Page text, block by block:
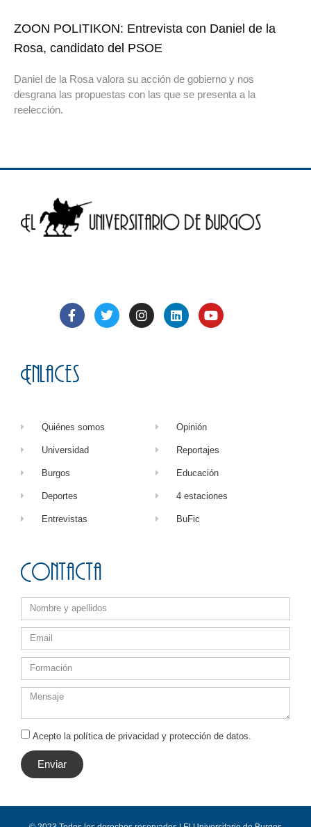
ZOON POLITIKON: Entrevista con Daniel de la
Rosa, candidato del PSOE
Daniel de la Rosa valora su acción de gobierno y nos
desgrana las propuestas con las que se presenta a la
reelección.
Enlaces
Quiénes somos
Universidad
Burgos
Deportes
Entrevistas
Opinión
Reportajes
Educación
4 estaciones
BuFic
Contacta
Acepto la política de privacidad y protección de datos.
Enviar